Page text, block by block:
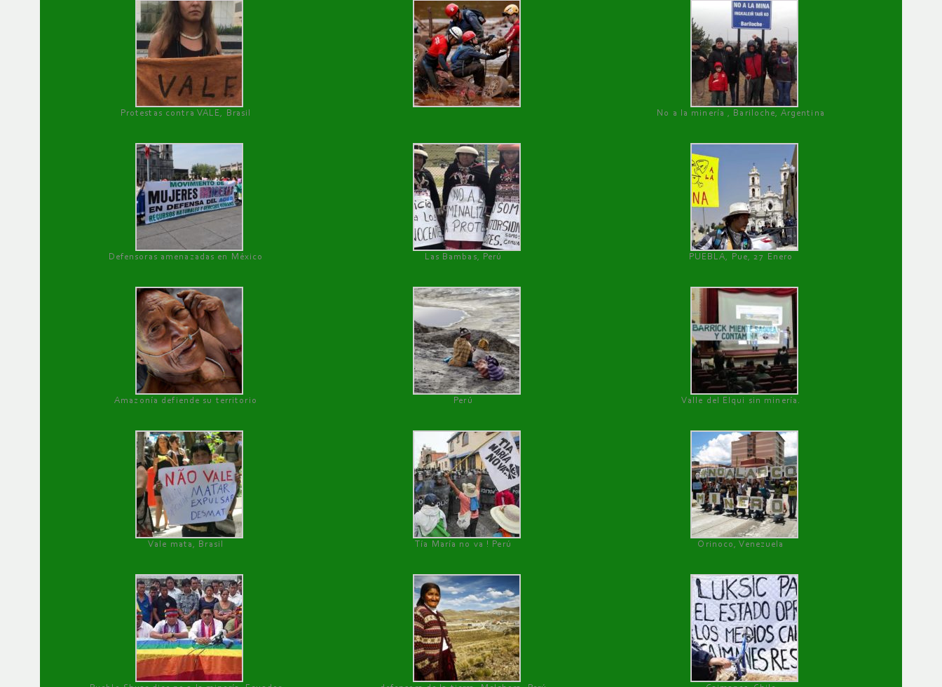
Protestas contra VALE, Brasil No a la minería , Bariloche, Argentina
Defensoras amenazadas en México Las Bambas, Perú PUEBLA, Pue, 27 Enero
Amazonía defiende su territorio Perú Valle del Elqui sin minería.
Vale mata, Brasil Tía María no va ! Perú Orinoco, Venezuela